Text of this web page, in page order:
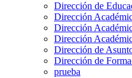
Dirección de
Dirección
Dirección
Dirección
Dirección de
Dirección de
prueba